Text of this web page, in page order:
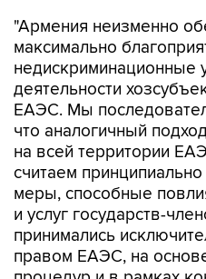
"Армения неизменно
максимально
недискриминационные
деятельности
ЕАЭС. Мы
что аналогичный
на всей территории
считаем
меры, способные
и услуг государств-
принимались
правом ЕАЭС, на